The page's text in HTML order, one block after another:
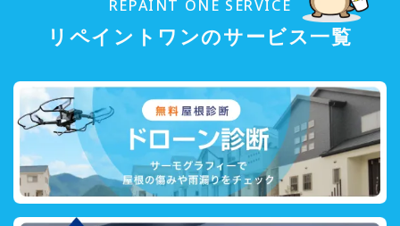
REPAINT ONE SERVICE
リペイントワンのサービス一覧